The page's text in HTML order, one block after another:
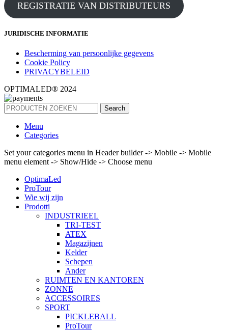
REGISTRATIE VAN DISTRIBUTEURS
JURIDISCHE INFORMATIE
Bescherming van persoonlijke gegevens
Cookie Policy
PRIVACYBELEID
OPTIMALED® 2024
Search
Menu
Categories
Set your categories menu in Header builder -> Mobile -> Mobile
menu element -> Show/Hide -> Choose menu
OptimaLed
ProTour
Wie wij zijn
Prodotti
INDUSTRIEEL
TRI-TEST
ATEX
Magazijnen
Kelder
Schepen
Ander
RUIMTEN EN KANTOREN
ZONNE
ACCESSOIRES
SPORT
PICKLEBALL
ProTour